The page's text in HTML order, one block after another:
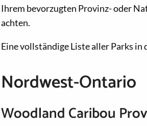
Ihrem bevorzugten Provinz- oder
achten.
Eine vollständige Liste aller Parks in
Nordwest-Ontario
Woodland Caribou